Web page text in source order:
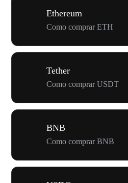
Ethereum
Como comprar ETH
Tether
Como comprar USDT
BNB
Como comprar BNB